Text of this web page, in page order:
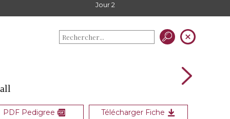
Jour 2
PDF Pedigree Télécharger Fiche